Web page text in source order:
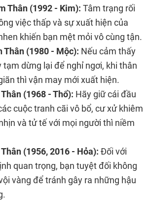
Thân (1992 - Kim): Tâm trạng rối
việc thấp và sự xuất hiện của
khiến bạn mệt mỏi vô cùng tận.
Thân (1980 - Mộc): Nếu cảm thấy
tạm dừng lại để nghỉ ngơi, khi thân
thì vận may mới xuất hiện.
(1968 - Thổ): Hãy giữ cái đầu
cuộc tranh cãi vô bổ, cư xử khiêm
và tử tế với mọi người thì niềm
(1956, 2016 - Hỏa): Đối với
quan trọng, bạn tuyệt đối không
vàng để tránh gây ra những hậu